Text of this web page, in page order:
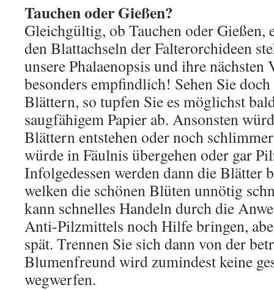
Tauchen oder Gießen?
Gleichgültig, ob Tauchen oder Gießen,
den Blatt­achseln der Falterorchideen
unsere Phalaenopsis und ihre nächsten
besonders empfindlich! Sehen Sie
Blättern, so tupfen Sie es möglichst
saugfähigem Papier ab. Ansonsten
Blättern entstehen oder noch
würde in Fäulnis übergehen oder gar
Infolgedessen werden dann die Blätter
welken die schönen Blüten unnötig
kann schnelles Han­deln durch die
Anti-Pilzmittels noch Hilfe bringen,
spät. Trennen Sie sich dann von der
Blumenfreund wird zumindest keine
wegwerfen.